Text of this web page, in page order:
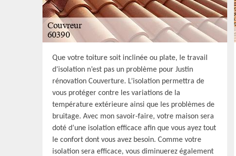
Que votre toiture soit inclinée ou plate, le travail
d’isolation n’est pas un problème pour Justin
rénovation Couverture. L’isolation permettra de
vous protéger contre les variations de la
température extérieure ainsi que les problèmes de
bruitage. Avec mon savoir-faire, votre maison sera
doté d’une isolation efficace afin que vous ayez tout
le confort dont vous avez besoin. Comme votre
isolation sera efficace, vous diminuerez également